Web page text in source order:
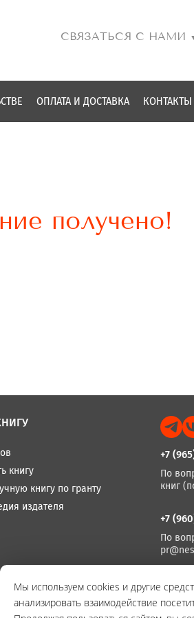
СВЯЗАТЬСЯ С НАМИ
ОПЛАТА И ДОСТАВКА КОНТАКТЫ
получено!
книгу
книгу по гранту
издателя
+7
По
книг
+7
По
+7
По
(по
Мы используем cookies и другие
анализировать взаимодействие